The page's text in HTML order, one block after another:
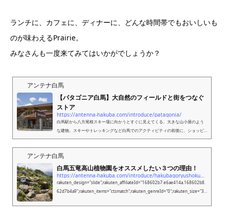
ランチに、カフェに、ディナーに、どんな時間帯でもおいしいも
のが味わえるPrairie。
みなさんも一度来てみてはいかがでしょうか？
アンテナ白馬
【パタゴニア白馬】大自然のフィールドと街をつなぐ
ストア
https://antenna-hakuba.com/introduce/patagonia/
白馬駅から八方尾根スキー場に向かうとすぐに見えてくる、大きな山小屋のよう
な建物。スキーやトレッキングなど白馬でのアクティビティの前後に、ショッピ
ングしたことがある方も多いのではないでしょうか。白馬ならではの特徴がある
「パタゴニア白馬ストア」をご紹介します。パタゴニア白馬パタゴニア白馬スト
アは、2013年12月にオープン。品揃えは、新作だけでなくアウトレット製品も扱
っています。冬シーズンは、国内はもちろん海外からのお客さんもたくさん訪れ
ます。今回は、店長の波多野仁晴（にばる）さんにお話を聞いてきまし...
アンテナ白馬
白馬五竜高山植物園をオススメしたい３つの理由！
rakuten_design="slide";rakuten_affiliateId="168602b7.e6ae414a.168602b8.
62d7b4a9";rakuten_items="ctsmatch";rakuten_genreId="0";rakuten_size="30